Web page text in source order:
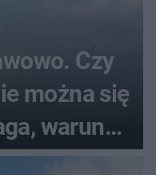
Czy
można się
warunki